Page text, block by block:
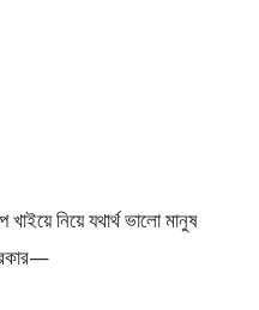
খাইয়ে নিয়ে যথার্থ ভালো মানুষ